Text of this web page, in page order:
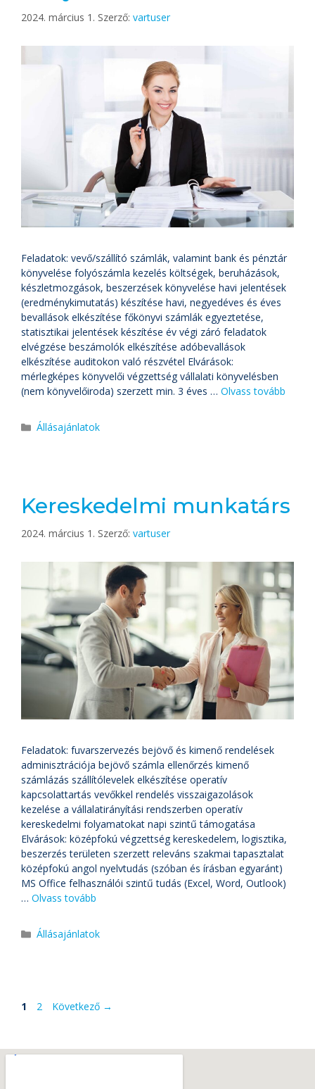
2024. március 1. Szerző: vartuser
Feladatok: vevő/szállító számlák, valamint bank és pénztár
könyvelése folyószámla kezelés költségek, beruházások,
készletmozgások, beszerzések könyvelése havi jelentések
(eredménykimutatás) készítése havi, negyedéves és éves
bevallások elkészítése főkönyvi számlák egyeztetése,
statisztikai jelentések készítése év végi záró feladatok
elvégzése beszámolók elkészítése adóbevallások
elkészítése auditokon való részvétel Elvárások:
mérlegképes könyvelői végzettség vállalati könyvelésben
(nem könyvelőiroda) szerzett min. 3 éves … Olvass tovább
Állásajánlatok
Kereskedelmi munkatárs
2024. március 1. Szerző: vartuser
Feladatok: fuvarszervezés bejövő és kimenő rendelések
adminisztrációja bejövő számla ellenőrzés kimenő
számlázás szállítólevelek elkészítése operatív
kapcsolattartás vevőkkel rendelés visszaigazolások
kezelése a vállalatirányítási rendszerben operatív
kereskedelmi folyamatokat napi szintű támogatása
Elvárások: középfokú végzettség kereskedelem, logisztika,
beszerzés területen szerzett releváns szakmai tapasztalat
középfokú angol nyelvtudás (szóban és írásban egyaránt)
MS Office felhasználói szintű tudás (Excel, Word, Outlook)
… Olvass tovább
Állásajánlatok
1 2 Következő →